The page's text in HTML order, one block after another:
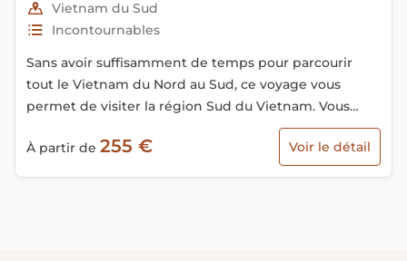
Vietnam du Sud
Incontournables
Sans avoir suffisamment de temps pour parcourir
tout le Vietnam du Nord au Sud, ce voyage vous
permet de visiter la région Sud du Vietnam. Vous
découvrez tous les incontournables du Sud avec des
excursions en bateau sur le delta du Mékong…
À partir de 255 € Voir le détail